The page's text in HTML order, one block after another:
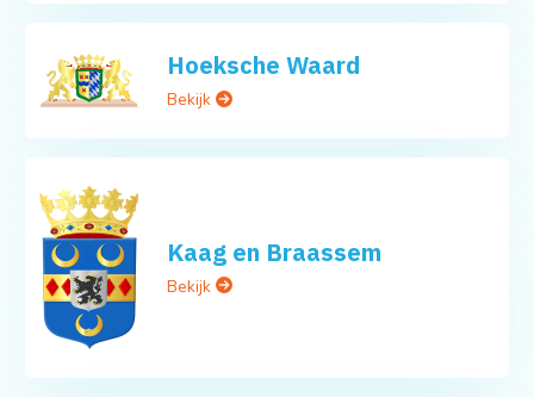
Hoeksche Waard
Bekijk
Kaag en Braassem
Bekijk